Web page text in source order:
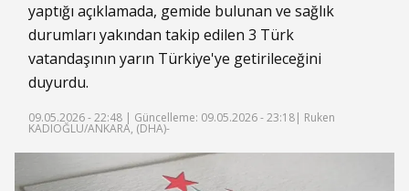
yaptığı açıklamada, gemide bulunan ve sağlık
durumları yakından takip edilen 3 Türk
vatandaşının yarın Türkiye'ye getirileceğini
duyurdu.
09.05.2026 - 22:48 | Güncelleme: 09.05.2026 - 23:18| Ruken
KADIOĞLU/ANKARA, (DHA)-